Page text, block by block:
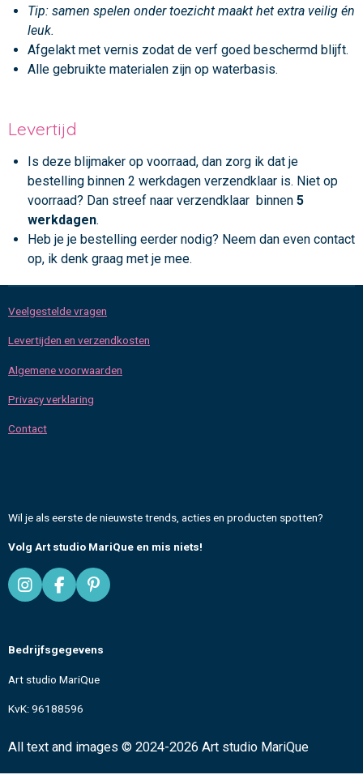
Tip: samen spelen onder toezicht maakt het extra veilig én
leuk.
Afgelakt met vernis zodat de verf goed beschermd blijft.
Alle gebruikte materialen zijn op waterbasis.
Levertijd
Is deze blijmaker op voorraad, dan zorg ik dat je
bestelling binnen 2 werkdagen verzendklaar is. Niet op
voorraad? Dan streef naar verzendklaar binnen 5
werkdagen.
Heb je je bestelling eerder nodig? Neem dan even contact
op, ik denk graag met je mee.
Veelgestelde vragen
Levertijden en verzendkosten
Algemene voorwaarden
Privacy verklaring
Contact
Wil je als eerste de nieuwste trends, acties en producten spotten?
Volg Art studio MariQue en mis niets!
I
n
a
r
m
F
a
b
o
P
i
e
e
Bedrijfsgegevens
Art studio MariQue
KvK: 96188596
All text and images © 2024-2026 Art studio MariQue